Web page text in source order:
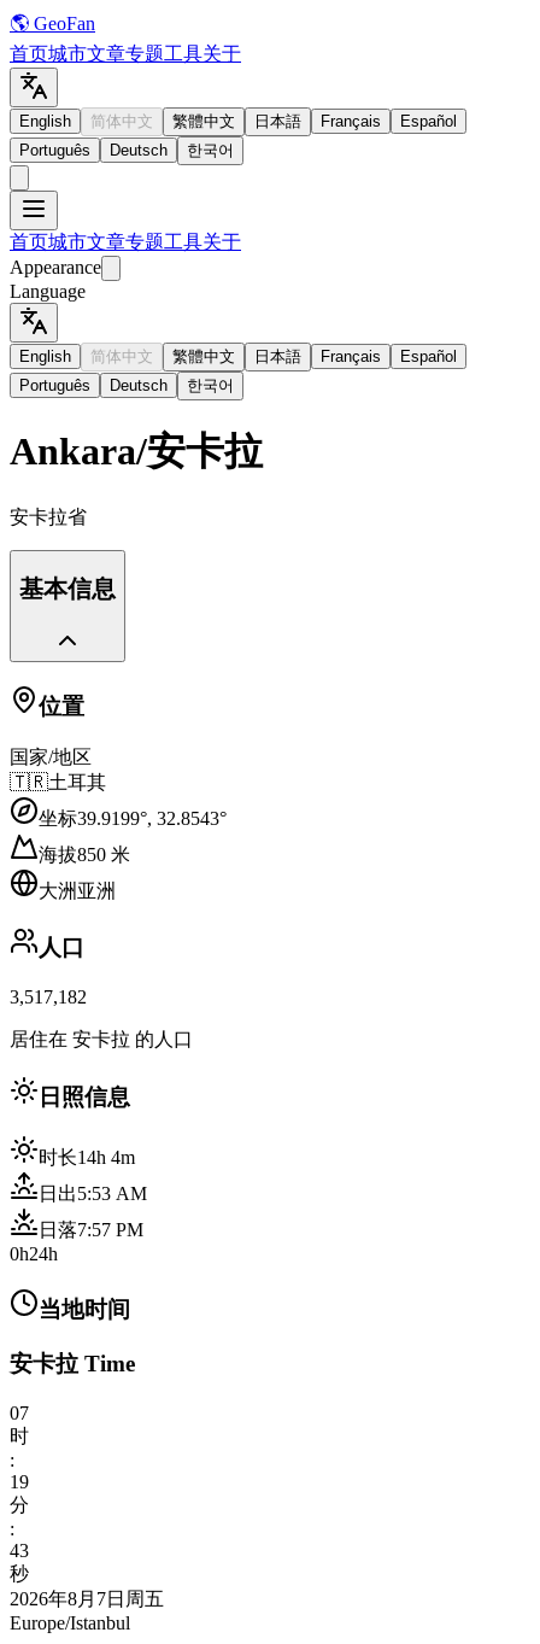
🌎 GeoFan
首页城市文章专题工具关于
English 简体中文 繁體中文 日本語 Français
Español
Português
Deutsch 한국어
首页城市文章专题工具关于
Appearance
Language
English 简体中文 繁體中文 日本語 Français
Español
Português
Deutsch 한국어
Ankara/安卡拉
安卡拉省
基本信息
位置
国家/地区
🇹🇷土耳其
坐标39.9199°, 32.8543°
海拔850 米
大洲 亚洲
人口
3,517,182
居住在 安卡拉 的人口
日照信息
时长14h 4m
日出5:53 AM
日落7:57 PM
0h24h
当地时间
安卡拉 Time
07
时
:
19
分
:
45
秒
2026年8月7日周五
Europe/Istanbul